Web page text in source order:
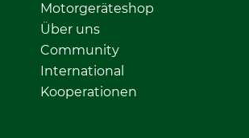
Motorgeräteshop
Über uns
Community
International
Kooperationen